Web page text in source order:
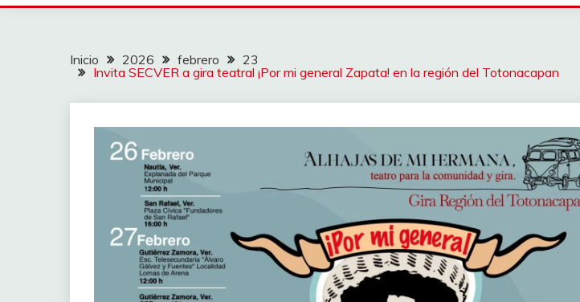
Inicio 2026 febrero
23
Invita SECVER a gira teatral ¡Por mi general Zapata! en la región del Totonacapan